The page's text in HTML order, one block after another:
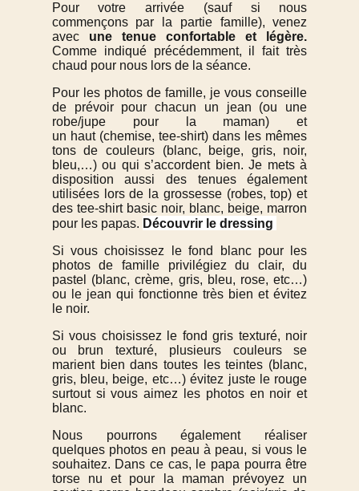
Pour votre arrivée (sauf si nous
commençons par la partie famille), venez
avec une tenue confortable et légère.
Comme indiqué précédemment, il fait très
chaud pour nous lors de la séance.
Pour les photos de famille, je vous conseille
de prévoir pour chacun un jean (ou une
robe/jupe pour la maman) et
un haut (chemise, tee-shirt) dans les mêmes
tons de couleurs (blanc, beige, gris, noir,
bleu,…) ou qui s’accordent bien. Je mets à
disposition aussi des tenues également
utilisées lors de la grossesse (robes, top) et
des tee-shirt basic noir, blanc, beige, marron
pour les papas. Découvrir le dressing
Si vous choisissez le fond blanc pour les
photos de famille privilégiez du clair, du
pastel (blanc, crème, gris, bleu, rose, etc…)
ou le jean qui fonctionne très bien et évitez
le noir.
Si vous choisissez le fond gris texturé, noir
ou brun texturé, plusieurs couleurs se
marient bien dans toutes les teintes (blanc,
gris, bleu, beige, etc…) évitez juste le rouge
surtout si vous aimez les photos en noir et
blanc.
Nous pourrons également réaliser
quelques photos en peau à peau, si vous le
souhaitez. Dans ce cas, le papa pourra être
torse nu et pour la maman prévoyez un